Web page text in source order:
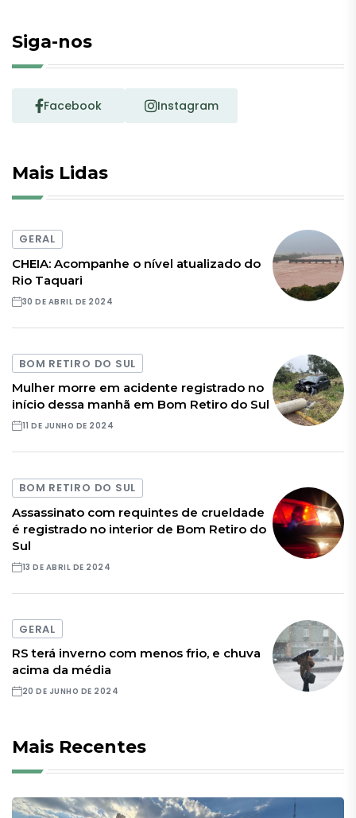
Siga-nos
Facebook Instagram
Mais Lidas
GERAL
CHEIA: Acompanhe o nível atualizado do
Rio Taquari
30 DE ABRIL DE 2024
BOM RETIRO DO SUL
Mulher morre em acidente registrado no
início dessa manhã em Bom Retiro do Sul
11 DE JUNHO DE 2024
BOM RETIRO DO SUL
Assassinato com requintes de crueldade
é registrado no interior de Bom Retiro do
Sul
13 DE ABRIL DE 2024
GERAL
RS terá inverno com menos frio, e chuva
acima da média
20 DE JUNHO DE 2024
Mais Recentes